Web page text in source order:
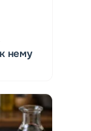
нему